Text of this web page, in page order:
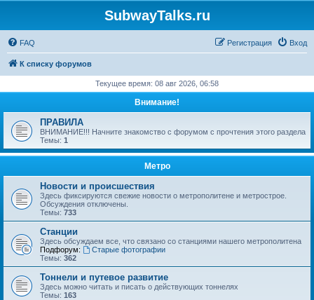
SubwayTalks.ru
FAQ Вход
Регистрация
К списку форумов
Текущее время: 08 авг 2026, 06:58
Внимание!
ПРАВИЛА
ВНИМАНИЕ!!! Начните знакомство с форумом с прочтения этого раздела
Темы: 1
Метро
Новости и происшествия
Здесь фиксируются свежие новости о метрополитене и метрострое.
Обсуждения отключены.
Темы: 733
Станции
Здесь обсуждаем все, что связано со станциями нашего метрополитена
Подфорум:
Старые фотографии
Темы: 362
Тоннели и путевое развитие
Здесь можно читать и писать о действующих тоннелях
Темы: 163